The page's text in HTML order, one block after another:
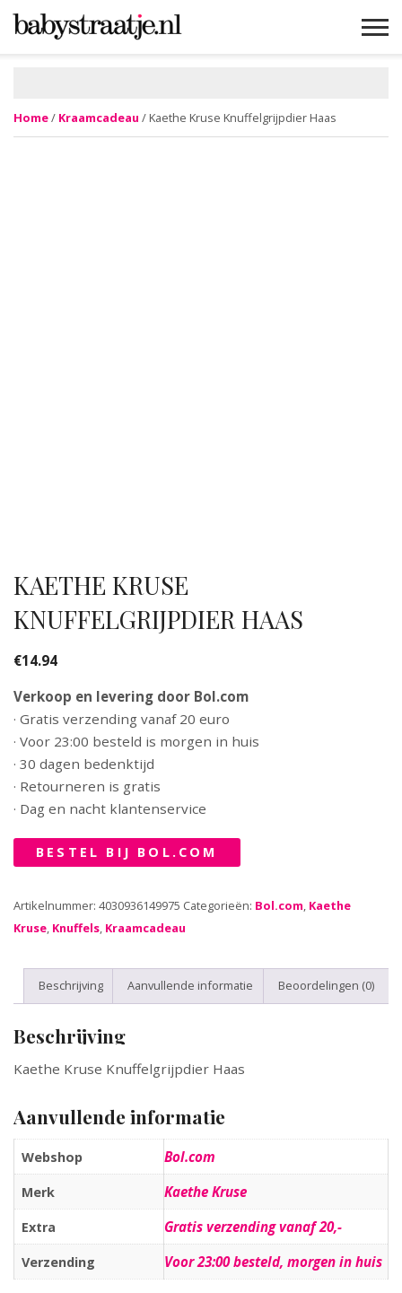
Home/ Kraamcadeau / Kaethe Kruse Knuffelgrijpdier Haas
KAETHE KRUSE
KNUFFELGRIJPDIER HAAS
€14.94
Verkoop en levering door Bol.com
· Gratis verzending vanaf 20 euro
· Voor 23:00 besteld is morgen in huis
· 30 dagen bedenktijd
· Retourneren is gratis
· Dag en nacht klantenservice
BESTEL BIJ BOL.COM
Artikelnummer: 4030936149975 Categorieën: Bol.com, Kaethe
Kruse, Knuffels, Kraamcadeau
Beschrijving Aanvullende informatie Beoordelingen (0)
Beschrijving
Kaethe Kruse Knuffelgrijpdier Haas
Aanvullende informatie
Webshop Bol.com
Merk Kaethe Kruse
Extra Gratis verzending vanaf 20,-
Verzending Voor 23:00 besteld, morgen in huis